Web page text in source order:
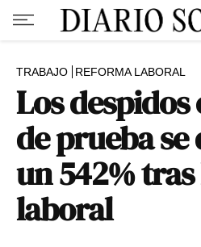
TRABAJO REFORMA LABORAL
Los
de prueba
un 542%
laboral